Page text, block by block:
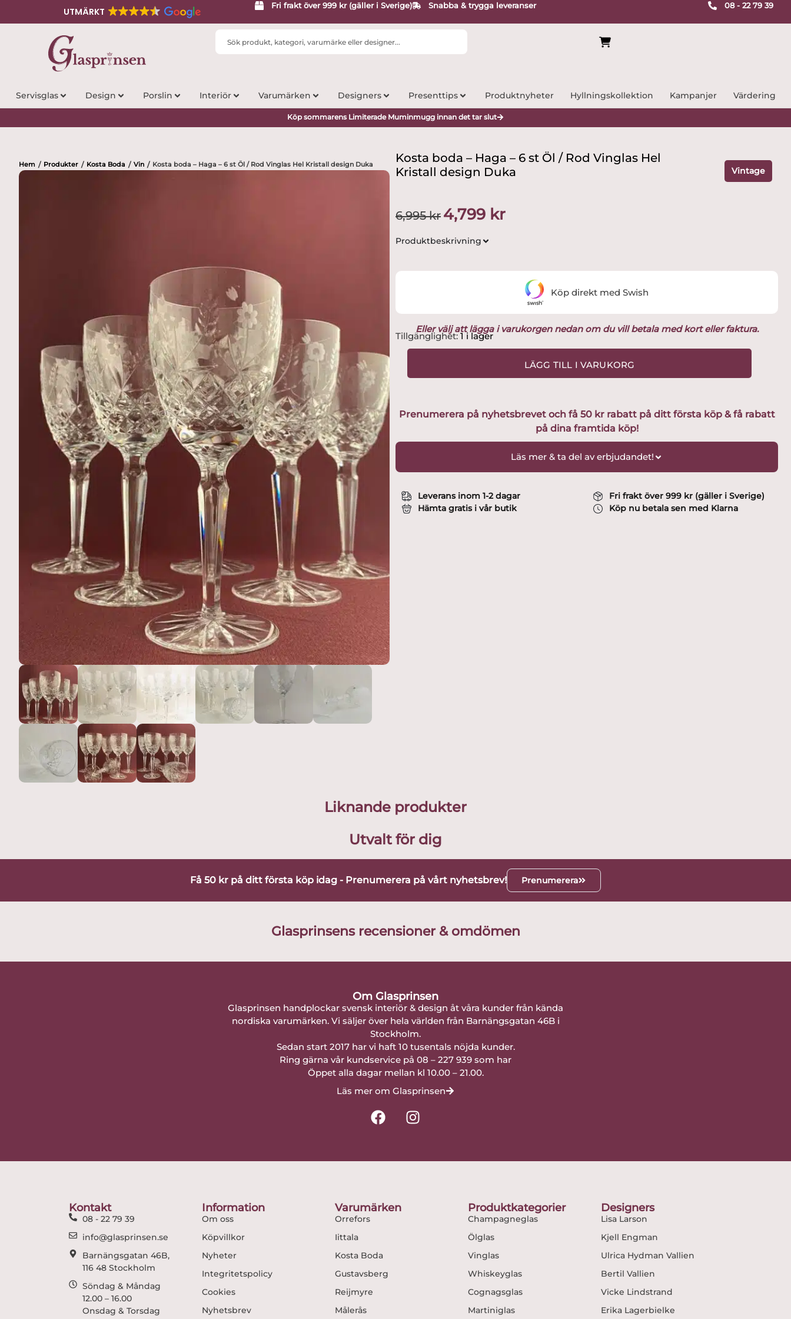
UTMÄRKT
Fri frakt över 999 kr (gäller i Sverige) Snabba & trygga leveranser 08 - 22 79 39
Search
Servisglas Design Porslin Interiör Varumärken Designers Presenttips Produktnyheter Hyllningskollektion Kampanjer Värdering
Köp sommarens Limiterade Muminmugg innan det tar slut
Hem / Produkter / Kosta Boda / Vin / Kosta boda – Haga – 6 st Öl / Rod Vinglas Hel Kristall design Duka
Kosta boda – Haga – 6 st Öl / Rod Vinglas Hel
Kristall design Duka
Vintage
6,995kr Det
ursprungliga
priset
4,799 krDet
Produktbeskrivning
Eller välj att lägga i varukorgen nedan om du vill betala med kort eller faktura.
Tillgänglighet: 1 i lager
Kosta
boda
Haga
st
Kristall
design
Duka
LÄGG TILL I VARUKORG
Köp direkt med Swish
Prenumerera på nyhetsbrevet och få 50 kr rabatt på ditt första köp & få rabatt
på dina framtida köp!
Läs mer & ta del av erbjudandet!
Leverans inom 1-2 dagar
Hämta gratis i vår butik
Fri frakt över 999 kr (gäller i Sverige)
Köp nu betala sen med Klarna
Liknande produkter
Utvalt för dig
Få 50 kr på ditt första köp idag - Prenumerera på vårt nyhetsbrev! Prenumerera
Glasprinsens recensioner & omdömen
Om Glasprinsen
Glasprinsen handplockar svensk interiör & design åt våra kunder från kända
nordiska varumärken. Vi säljer över hela världen från Barnängsgatan 46B i
Stockholm.
Sedan start 2017 har vi haft 10 tusentals nöjda kunder.
Ring gärna vår kundservice på 08 – 227 939 som har
Öppet alla dagar mellan kl 10.00 – 21.00.
Läs mer om Glasprinsen
F
a
k
I
n
Kontakt
08 - 22 79 39
info@glasprinsen.se
Barnängsgatan 46B,
116 48 Stockholm
Söndag & Måndag
12.00 – 16.00
Onsdag & Torsdag
Information
Om oss
Köpvillkor
Nyheter
Integritetspolicy
Cookies
Nyhetsbrev
Varumärken
Orrefors
Iittala
Kosta Boda
Gustavsberg
Reijmyre
Målerås
Produktkategorier
Champagneglas
Ölglas
Vinglas
Whiskeyglas
Cognagsglas
Martiniglas
Designers
Lisa Larson
Kjell Engman
Ulrica Hydman Vallien
Bertil Vallien
Vicke Lindstrand
Erika Lagerbielke